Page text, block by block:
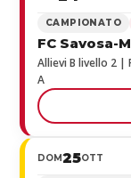
CAMPIONATO
FC Savosa-
Allievi B livello 2 |
A
DOM25OTT